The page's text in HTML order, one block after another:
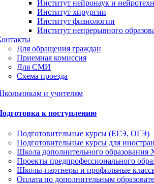
Институт нейронаук и
Институт хирургии
Институт физиологии
Институт непрерывного
Для обращения граждан
Приемная комиссия
Для СМИ
Схема проезда
и учителям
к поступлению
Подготовительные курсы (ЕГЭ, ОГЭ)
Подготовительные курсы для
Школа дополнительного
Проекты предпрофессионального
Школы-партнеры и профильные
Оплата по дополнительным